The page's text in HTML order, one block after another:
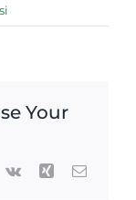
Your
Vk Xing Email